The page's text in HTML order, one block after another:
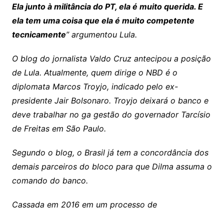
Ela junto à militância do PT, ela é muito querida. E
ela tem uma coisa que ela é muito competente
tecnicamente” argumentou Lula.
O blog do jornalista Valdo Cruz antecipou a posição
de Lula. Atualmente, quem dirige o NBD é o
diplomata Marcos Troyjo, indicado pelo ex-
presidente Jair Bolsonaro. Troyjo deixará o banco e
deve trabalhar no ga gestão do governador Tarcísio
de Freitas em São Paulo.
Segundo o blog, o Brasil já tem a concordância dos
demais parceiros do bloco para que Dilma assuma o
comando do banco.
Cassada em 2016 em um processo de